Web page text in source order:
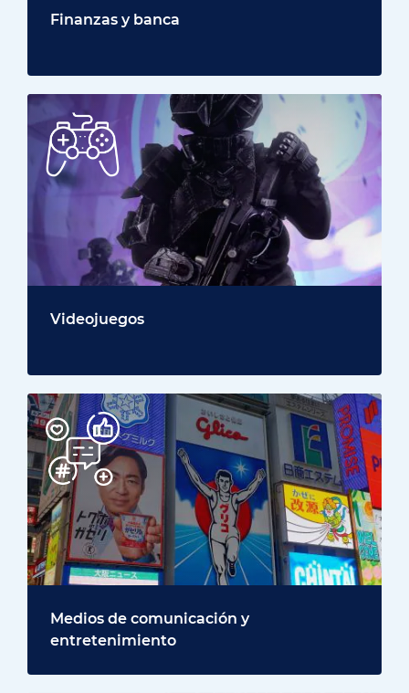
Finanzas y banca
Videojuegos
Medios de comunicación y
entretenimiento